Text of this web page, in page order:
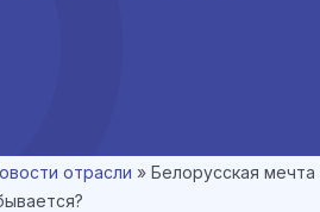
отрасли » Белорусская мечта